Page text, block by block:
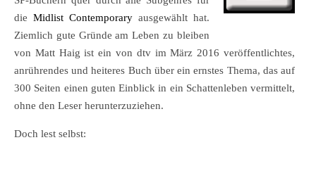
die Midlist Contemporary ausgewählt hat.
Ziemlich gute Gründe am Leben zu bleiben
von Matt Haig ist ein von dtv im März 2016 veröffentlichtes,
anrührendes und heiteres Buch über ein ernstes Thema, das auf
300 Seiten einen guten Einblick in ein Schattenleben vermittelt,
ohne den Leser herunterzuziehen.
Doch lest selbst: